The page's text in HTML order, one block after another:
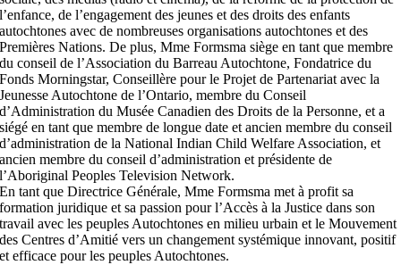
l’enfance, de l’engagement des jeunes et des droits des enfants
autochtones avec de nombreuses organisations autochtones et des
Premières Nations. De plus, Mme Formsma siège en tant que membre
du conseil de l’Association du Barreau Autochtone, Fondatrice du
Fonds Morningstar, Conseillère pour le Projet de Partenariat avec la
Jeunesse Autochtone de l’Ontario, membre du Conseil
d’Administration du Musée Canadien des Droits de la Personne, et a
siégé en tant que membre de longue date et ancien membre du conseil
d’administration de la National Indian Child Welfare Association, et
ancien membre du conseil d’administration et présidente de
l’Aboriginal Peoples Television Network.
En tant que Directrice Générale, Mme Formsma met à profit sa
formation juridique et sa passion pour l’Accès à la Justice dans son
travail avec les peuples Autochtones en milieu urbain et le Mouvement
des Centres d’Amitié vers un changement systémique innovant, positif
et efficace pour les peuples Autochtones.